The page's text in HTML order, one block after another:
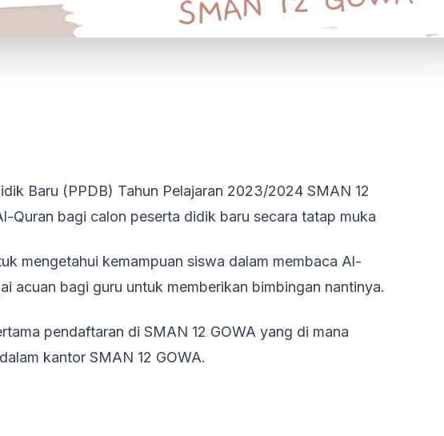
Baru (PPDB) Tahun Pelajaran 2023/2024 SMAN 12
Quran bagi calon peserta didik baru secara tatap muka
mengetahui kemampuan siswa dalam membaca Al-
acuan bagi guru untuk memberikan bimbingan nantinya.
pendaftaran di SMAN 12 GOWA yang di mana
kantor SMAN 12 GOWA.